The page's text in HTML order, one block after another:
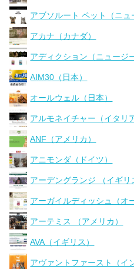
アブソルート ペット（ニュ
アカナ（カナダ）
アディクション（ニュージ
AIM30（日本）
オールウェル（日本）
アルモネイチャー（イタリ
ANF（アメリカ）
アニモンダ（ドイツ）
アーデングランジ （イギリ
アーガイルディッシュ（オ
アーテミス （アメリカ）
AVA（イギリス）
アヴァントファースト（イ